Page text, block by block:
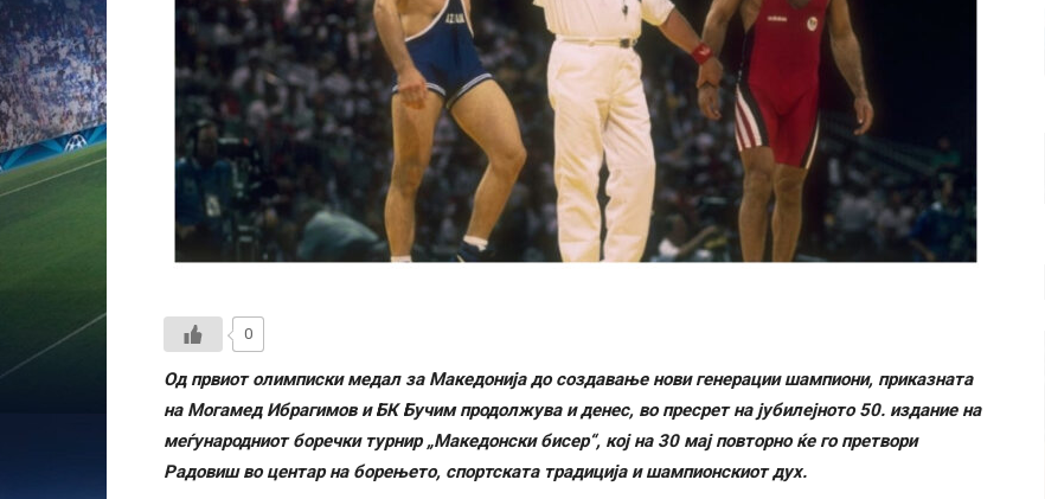
0
Од првиот олимписки медал за Македонија до создавање нови генерации шампиони, приказната
на Могамед Ибрагимов и БК Бучим продолжува и денес, во пресрет на јубилејното 50. издание на
меѓународниот боречки турнир „Македонски бисер“, кој на 30 мај повторно ќе го претвори
Радовиш во центар на борењето, спортската традиција и шампионскиот дух.